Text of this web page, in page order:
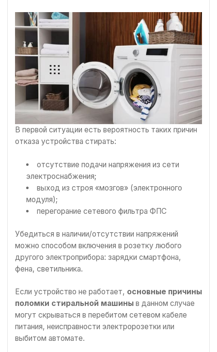
В первой ситуации есть вероятность таких причин
отказа устройства стирать:
отсутствие подачи напряжения из сети
электроснабжения;
выход из строя «мозгов» (электронного
модуля);
перегорание сетевого фильтра ФПС
Убедиться в наличии/отсутствии напряжений
можно способом включения в розетку любого
другого электроприбора: зарядки смартфона,
фена, светильника.
Если устройство не работает, основные причины
поломки стиральной машины в данном случае
могут скрываться в перебитом сетевом кабеле
питания, неисправности электророзетки или
выбитом автомате.